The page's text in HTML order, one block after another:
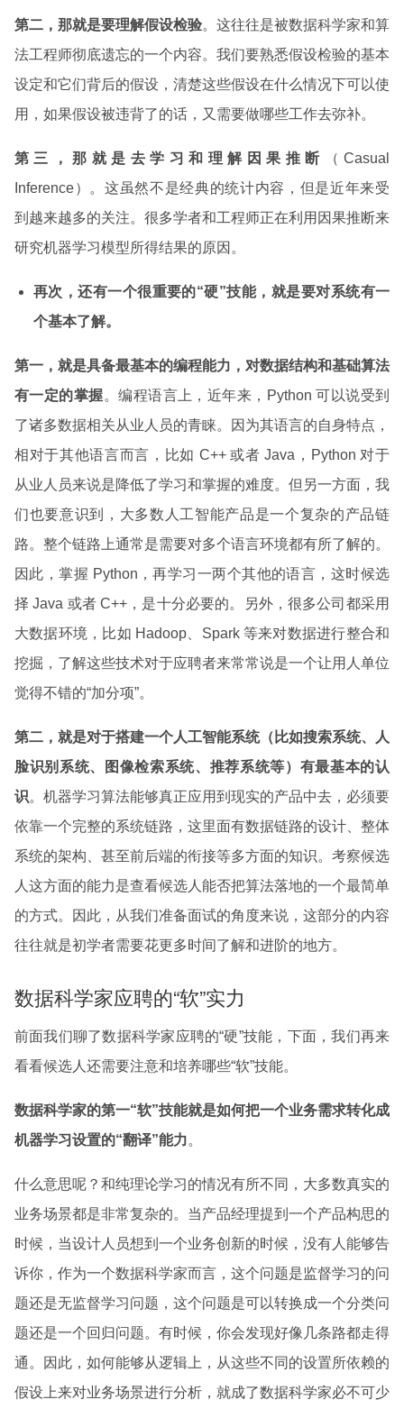
第二，那就是要理解假设检验。这往往是被数据科学家和算
法工程师彻底遗忘的一个内容。我们要熟悉假设检验的基本
设定和它们背后的假设，清楚这些假设在什么情况下可以使
用，如果假设被违背了的话，又需要做哪些工作去弥补。
第三，那就是去学习和理解因果推断
（Casual
Inference）。这虽然不是经典的统计内容，但是近年来受
到越来越多的关注。很多学者和工程师正在利用因果推断来
研究机器学习模型所得结果的原因。
再次，还有一个很重要的“硬”技能，就是要对系统有一
个基本了解。
第一，就是具备最基本的编程能力，对数据结构和基础算法
有一定的掌握。编程语言上，近年来，Python 可以说受到
了诸多数据相关从业人员的青睐。因为其语言的自身特点，
相对于其他语言而言，比如 C++ 或者 Java，Python 对于
从业人员来说是降低了学习和掌握的难度。但另一方面，我
们也要意识到，大多数人工智能产品是一个复杂的产品链
路。整个链路上通常是需要对多个语言环境都有所了解的。
因此，掌握 Python，再学习一两个其他的语言，这时候选
择 Java 或者 C++，是十分必要的。另外，很多公司都采用
大数据环境，比如 Hadoop、Spark 等来对数据进行整合和
挖掘，了解这些技术对于应聘者来常常说是一个让用人单位
觉得不错的“加分项”。
第二，就是对于搭建一个人工智能系统（比如搜索系统、人
脸识别系统、图像检索系统、推荐系统等）有最基本的认
识。机器学习算法能够真正应用到现实的产品中去，必须要
依靠一个完整的系统链路，这里面有数据链路的设计、整体
系统的架构、甚至前后端的衔接等多方面的知识。考察候选
人这方面的能力是查看候选人能否把算法落地的一个最简单
的方式。因此，从我们准备面试的角度来说，这部分的内容
往往就是初学者需要花更多时间了解和进阶的地方。
数据科学家应聘的“软”实力
前面我们聊了数据科学家应聘的“硬”技能，下面，我们再来
看看候选人还需要注意和培养哪些“软”技能。
数据科学家的第一“软”技能就是如何把一个业务需求转化成
机器学习设置的“翻译”能力。
什么意思呢？和纯理论学习的情况有所不同，大多数真实的
业务场景都是非常复杂的。当产品经理提到一个产品构思的
时候，当设计人员想到一个业务创新的时候，没有人能够告
诉你，作为一个数据科学家而言，这个问题是监督学习的问
题还是无监督学习问题，这个问题是可以转换成一个分类问
题还是一个回归问题。有时候，你会发现好像几条路都走得
通。因此，如何能够从逻辑上，从这些不同的设置所依赖的
假设上来对业务场景进行分析，就成了数据科学家必不可少